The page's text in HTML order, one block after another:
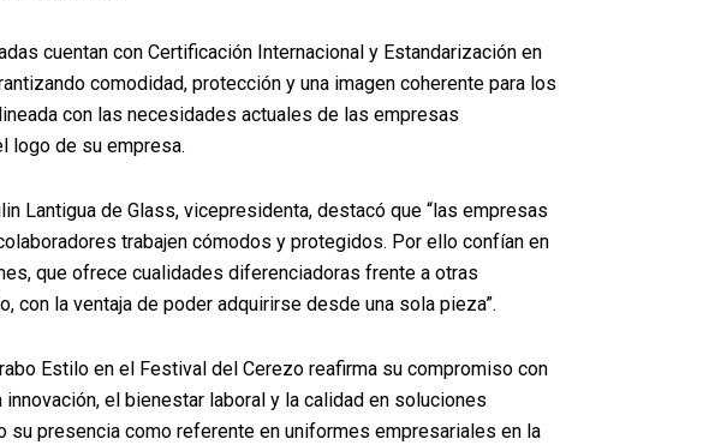
cuentan con Certificación Internacional y Estandarización en
comodidad, protección y una imagen coherente para los
con las necesidades actuales de las empresas
logo de su empresa.
Lantigua de Glass, vicepresidenta, destacó que “las empresas
trabajen cómodos y protegidos. Por ello confían en
que ofrece cualidades diferenciadoras frente a otras
con la ventaja de poder adquirirse desde una sola pieza”.
Estilo en el Festival del Cerezo reafirma su compromiso con
el bienestar laboral y la calidad en soluciones
su presencia como referente en uniformes empresariales en la